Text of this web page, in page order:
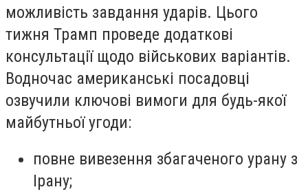
можливість завдання ударів. Цього
тижня Трамп проведе додаткові
консультації щодо військових варіантів.
Водночас американські посадовці
озвучили ключові вимоги для будь-якої
майбутньої угоди:
повне вивезення збагаченого урану з
Ірану;